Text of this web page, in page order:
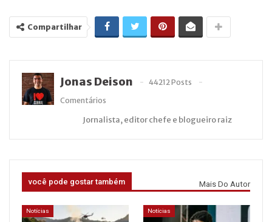
Compartilhar
Jonas Deison
44212 Posts
Comentários
Jornalista, editor chefe e blogueiro raiz
você pode gostar também Mais Do Autor
Notícias Notícias